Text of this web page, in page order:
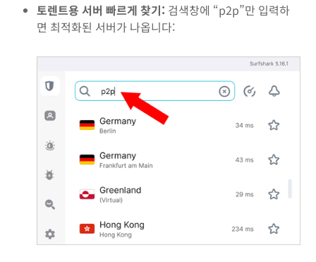
토렌트용 서버 빠르게 찾기: 검색창에 “p2p”만 입력하
면 최적화된 서버가 나옵니다: